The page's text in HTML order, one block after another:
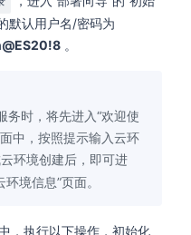
默认用户名/密码为
。
务时，将先进入“欢迎使
中，按照提示输入云环
云环境创建后，即可进
境信息”页面。
，执行以下操作，初始化